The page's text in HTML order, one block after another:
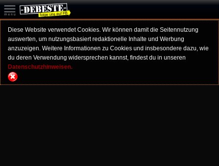
Diese Website verwendet Cookies. Wir können damit die Seitennutzung
auswerten, um nutzungsbasiert redaktionelle Inhalte und Werbung
anzuzeigen. Weitere Informationen zu Cookies und insbesondere dazu, wie
du deren Verwendung widersprechen kannst, findest du in unseren
Datenschutzhinweisen.